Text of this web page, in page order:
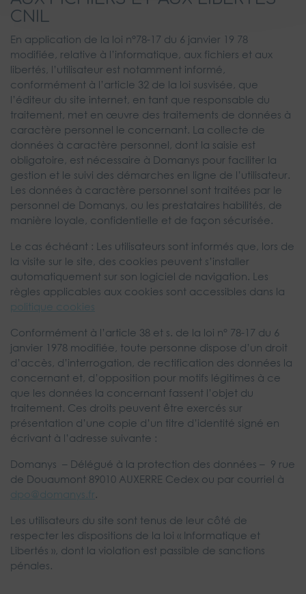
CNIL
En application de la loi n°78-17 du 6 janvier 19 78
modifiée, relative à l’informatique, aux fichiers et aux
libertés, l’utilisateur est notamment informé,
conformément à l’article 32 de la loi susvisée, que
l’éditeur du site internet, en tant que responsable du
traitement, met en œuvre des traitements de données à
caractère personnel le concernant. La collecte de
données à caractère personnel, dont la saisie est
obligatoire, est nécessaire à Domanys pour faciliter la
gestion et le suivi des démarches en ligne de l’utilisateur.
Les données à caractère personnel sont traitées par le
personnel de Domanys, ou les prestataires habilités, de
manière loyale, confidentielle et de façon sécurisée.
Le cas échéant : Les utilisateurs sont informés que, lors de
la visite sur le site, des cookies peuvent s’installer
automatiquement sur son logiciel de navigation. Les
règles applicables aux cookies sont accessibles dans la
politique cookies
Conformément à l’article 38 et s. de la loi n° 78-17 du 6
janvier 1978 modifiée, toute personne dispose d’un droit
d’accès, d’interrogation, de rectification des données la
concernant et, d’opposition pour motifs légitimes à ce
que les données la concernant fassent l’objet du
traitement. Ces droits peuvent être exercés sur
présentation d’une copie d’un titre d’identité signé en
écrivant à l’adresse suivante :
Domanys – Délégué à la protection des données – 9 rue
de Douaumont 89010 AUXERRE Cedex ou par courriel à
dpo@domanys.fr.
Les utilisateurs du site sont tenus de leur côté de
respecter les dispositions de la loi « Informatique et
Libertés », dont la violation est passible de sanctions
pénales.